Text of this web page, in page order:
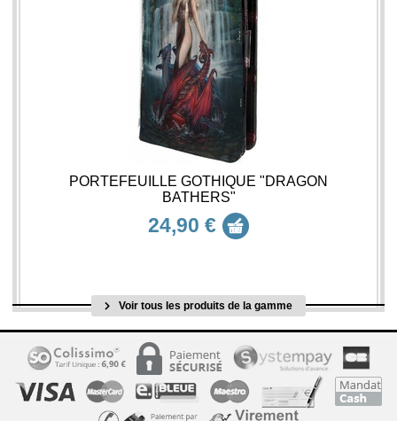
PORTEFEUILLE GOTHIQUE "DRAGON
BATHERS"
24,90 €
Voir tous les produits de la gamme